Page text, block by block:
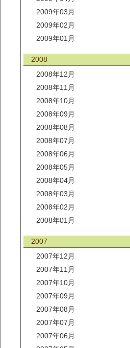
2009年03月
2009年02月
2009年01月
2008
2008年12月
2008年11月
2008年10月
2008年09月
2008年08月
2008年07月
2008年06月
2008年05月
2008年04月
2008年03月
2008年02月
2008年01月
2007
2007年12月
2007年11月
2007年10月
2007年09月
2007年08月
2007年07月
2007年06月